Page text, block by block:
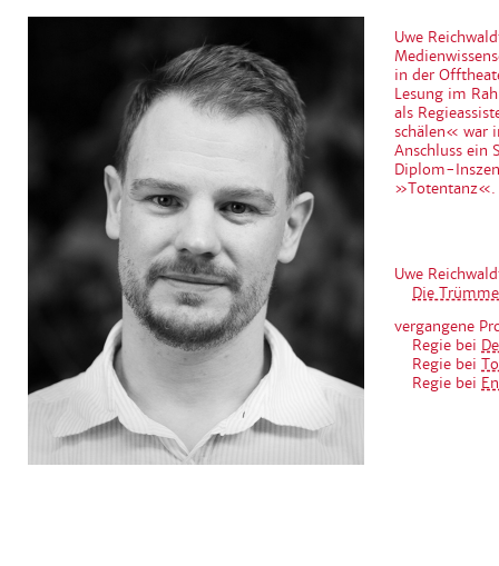
Uwe
in der
Lesung im
als
schälen« war
Anschluss ein
Diplom-
»Totentanz«.
Uwe
Die
vergangene
Regie bei
Regie bei
Regie bei